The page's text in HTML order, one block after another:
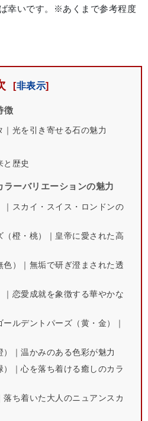
幸いです。※あくまで参考程度
徴
｜光を引き寄せる石の魅力
と歴史
ラーバリエーションの魅力
｜スカイ・スイス・ロンドンの
（橙・桃）｜皇帝に愛された高
色）｜無垢で研ぎ澄まされた透
｜恋愛成就を象徴する華やかな
ルデントパーズ（黄・金）｜
｜温かみのある色彩が魅力
｜心を落ち着ける癒しのカラ
ち着いた大人のニュアンスカ